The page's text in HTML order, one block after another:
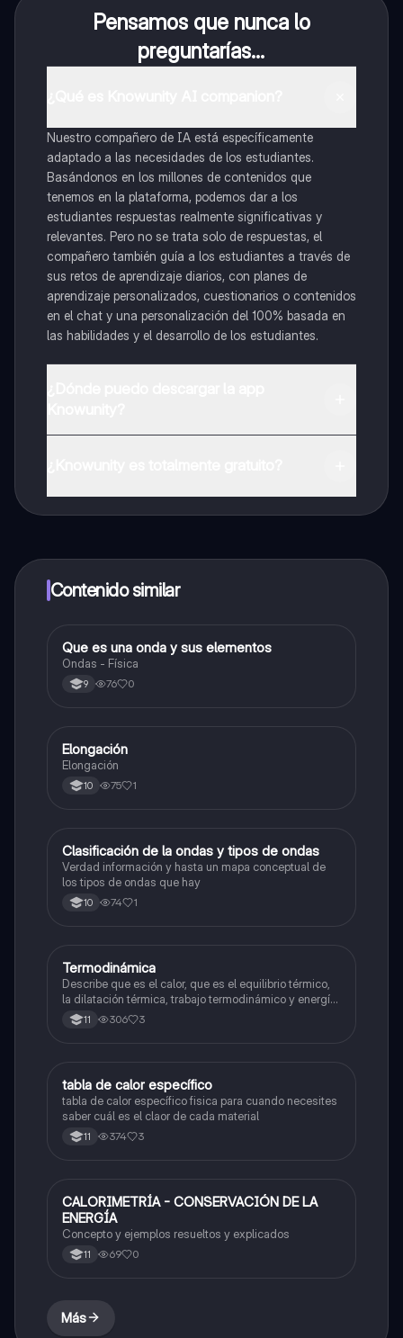
Pensamos que nunca lo
preguntarías...
Nuestro compañero de IA está específicamente
adaptado a las necesidades de los estudiantes.
Basándonos en los millones de contenidos que
tenemos en la plataforma, podemos dar a los
estudiantes respuestas realmente significativas y
relevantes. Pero no se trata solo de respuestas, el
compañero también guía a los estudiantes a través de
sus retos de aprendizaje diarios, con planes de
aprendizaje personalizados, cuestionarios o contenidos
en el chat y una personalización del 100% basada en
las habilidades y el desarrollo de los estudiantes.
a determinadas funciones.
Contenido similar
Física
Que es una onda y sus elementos
Ondas - Física
9 76 0
Física
Elongación
Elongación
10 75 1
Física
Clasificación de la ondas y tipos de ondas
Verdad información y hasta un mapa conceptual de
los tipos de ondas que hay
10 74 1
Física
Termodinámica
Describe que es el calor, que es el equilibrio térmico,
la dilatación térmica, trabajo termodinámico y energía
interna
11 306 3
Física
tabla de calor específico
tabla de calor específico fisica para cuando necesites
saber cuál es el claor de cada material
11 374 3
Física
CALORIMETRÍA - CONSERVACIÓN DE LA
ENERGÍA
Concepto y ejemplos resueltos y explicados
11 69 0
Más